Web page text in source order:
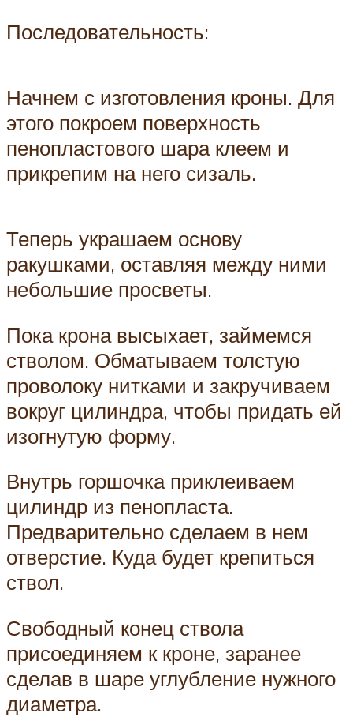
Последовательность:
Начнем с изготовления кроны. Для
этого покроем поверхность
пенопластового шара клеем и
прикрепим на него сизаль.
Теперь украшаем основу
ракушками, оставляя между ними
небольшие просветы.
Пока крона высыхает, займемся
стволом. Обматываем толстую
проволоку нитками и закручиваем
вокруг цилиндра, чтобы придать ей
изогнутую форму.
Внутрь горшочка приклеиваем
цилиндр из пенопласта.
Предварительно сделаем в нем
отверстие. Куда будет крепиться
ствол.
Свободный конец ствола
присоединяем к кроне, заранее
сделав в шаре углубление нужного
диаметра.